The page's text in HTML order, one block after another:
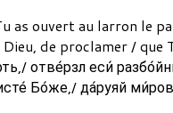
as ouvert au larron le
de proclamer /
отве́рзл еси́
Бо́же,/ да́руяй